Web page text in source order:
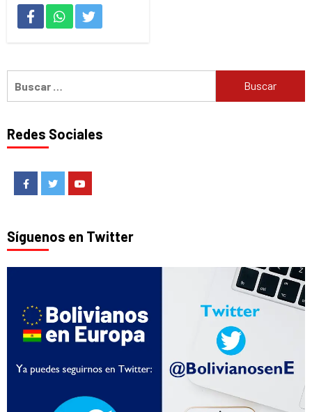
Redes Sociales
FacebookTwitter
Síguenos en Twitter